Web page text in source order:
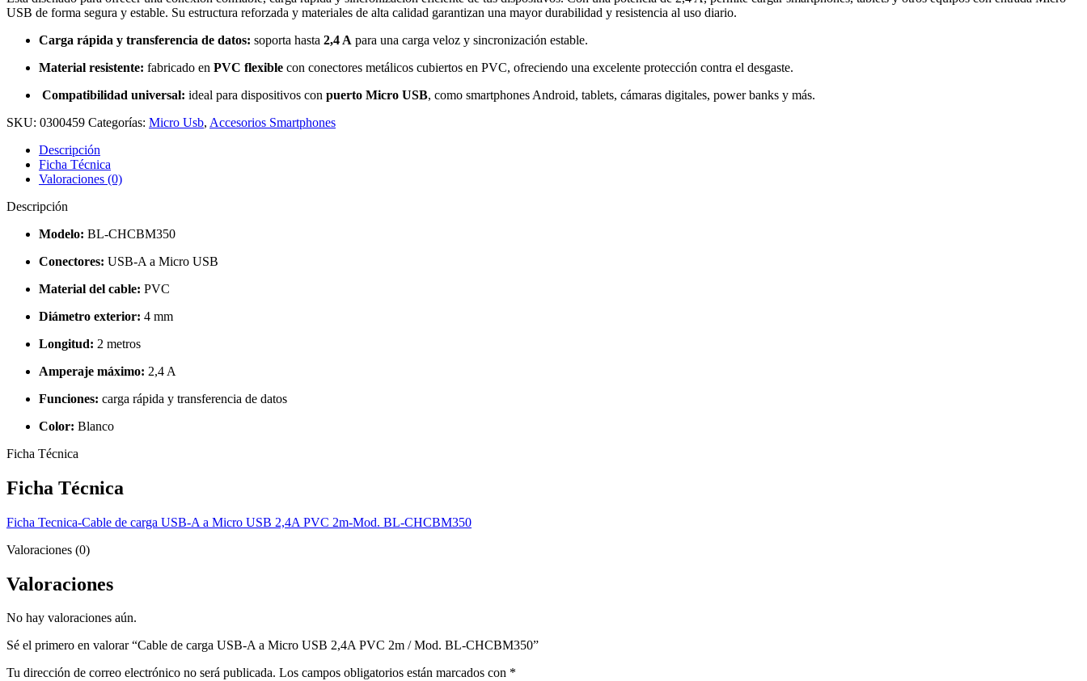
USB de forma segura y estable. Su estructura reforzada y materiales de alta calidad garantizan una mayor durabilidad y resistencia al uso diario.
Carga rápida y transferencia de datos: soporta hasta 2,4 A para una carga veloz y sincronización estable.
Material resistente: fabricado en PVC flexible con conectores metálicos cubiertos en PVC, ofreciendo una excelente protección contra el desgaste.
Compatibilidad universal: ideal para dispositivos con puerto Micro USB, como smartphones Android, tablets, cámaras digitales, power banks y más.
SKU: 0300459 Categorías: Micro Usb, Accesorios Smartphones
Descripción
Ficha Técnica
Valoraciones (0)
Descripción
Modelo: BL-CHCBM350
Conectores: USB-A a Micro USB
Material del cable: PVC
Diámetro exterior: 4 mm
Longitud: 2 metros
Amperaje máximo: 2,4 A
Funciones: carga rápida y transferencia de datos
Color: Blanco
Ficha Técnica
Ficha Técnica
Ficha Tecnica-Cable de carga USB-A a Micro USB 2,4A PVC 2m-Mod. BL-CHCBM350
Valoraciones (0)
Valoraciones
No hay valoraciones aún.
Sé el primero en valorar “Cable de carga USB-A a Micro USB 2,4A PVC 2m / Mod. BL-CHCBM350”
Tu dirección de correo electrónico no será publicada. Los campos obligatorios están marcados con *